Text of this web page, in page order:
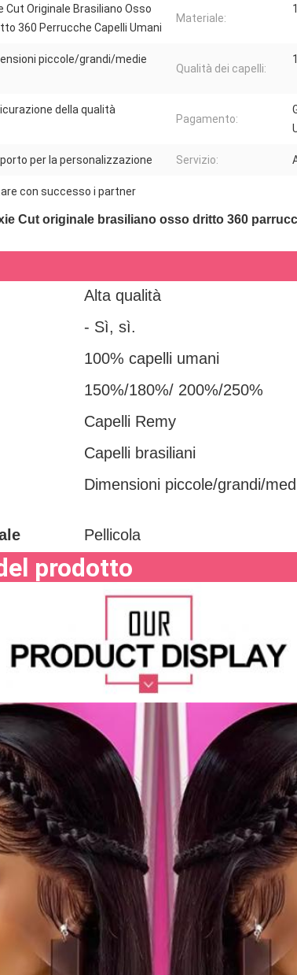
Cut Originale Brasiliano Osso
360 Perrucche Capelli Umani
Materiale:
piccole/grandi/medie
Qualità dei capelli:
della qualità
Pagamento:
per la personalizzazione Servizio:
con successo i partner
Cut originale brasiliano osso dritto 360
Alta qualità
- Sì, sì.
100% capelli umani
150%/180%/ 200%/250%
Capelli Remy
Capelli brasiliani
Dimensioni piccole/grandi/
Pellicola
prodotto